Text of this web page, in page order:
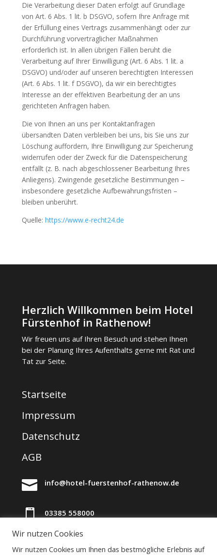
Die Verarbeitung dieser Daten erfolgt auf Grundlage
von Art. 6 Abs. 1 lit. b DSGVO, sofern Ihre Anfrage mit
der Erfüllung eines Vertrags zusammenhängt oder zur
Durchführung vorvertraglicher Maßnahmen
erforderlich ist. In allen übrigen Fällen beruht die
Verarbeitung auf Ihrer Einwilligung (Art. 6 Abs. 1 lit. a
DSGVO) und/oder auf unseren berechtigten Interessen
(Art. 6 Abs. 1 lit. f DSGVO), da wir ein berechtigtes
Interesse an der effektiven Bearbeitung der an uns
gerichteten Anfragen haben.
Die von Ihnen an uns per Kontaktanfragen
übersandten Daten verbleiben bei uns, bis Sie uns zur
Löschung auffordern, Ihre Einwilligung zur Speicherung
widerrufen oder der Zweck für die Datenspeicherung
entfällt (z. B. nach abgeschlossener Bearbeitung Ihres
Anliegens). Zwingende gesetzliche Bestimmungen –
insbesondere gesetzliche Aufbewahrungsfristen –
bleiben unberührt.
Quelle: https://www.e-recht24.de
Herzlich Willkommen beim Hotel
Fürstenhof in Rathenow!
Wir freuen uns auf Ihren Besuch und stehen Ihnen
bei der Planung Ihres Aufenthalts gerne mit Rat und
Tat zur Seite.
Startseite
Impressum
Datenschutz
AGB
 info@hotel-fuerstenhof-rathenow.de
 03385 558000

Wir nutzen Cookies
Wir nutzen Cookies um Ihnen das bestmögliche Erlebnis auf